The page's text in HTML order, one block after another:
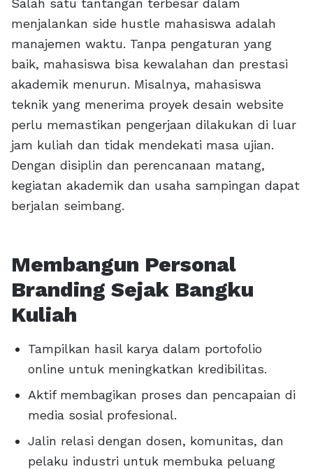
Salah satu tantangan terbesar dalam
menjalankan side hustle mahasiswa adalah
manajemen waktu. Tanpa pengaturan yang
baik, mahasiswa bisa kewalahan dan prestasi
akademik menurun. Misalnya, mahasiswa
teknik yang menerima proyek desain website
perlu memastikan pengerjaan dilakukan di luar
jam kuliah dan tidak mendekati masa ujian.
Dengan disiplin dan perencanaan matang,
kegiatan akademik dan usaha sampingan dapat
berjalan seimbang.
Membangun Personal
Branding Sejak Bangku
Kuliah
Tampilkan hasil karya dalam portofolio
online untuk meningkatkan kredibilitas.
Aktif membagikan proses dan pencapaian di
media sosial profesional.
Jalin relasi dengan dosen, komunitas, dan
pelaku industri untuk membuka peluang